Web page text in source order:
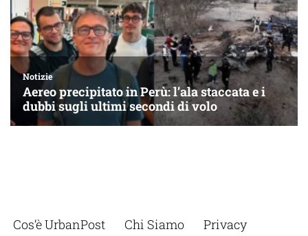
Cos’è UrbanPost Chi Siamo Privacy